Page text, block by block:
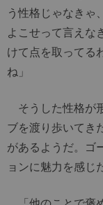
う性格じゃなきゃ
よこせって言えな
けて点を取ってる
ね」
そうした性格が
ブを渡り歩いてき
があるようだ。ゴ
ョンに魅力を感じ